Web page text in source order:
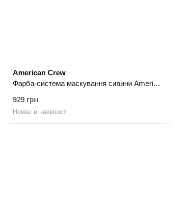
American Crew
Фарба-система маскування сивини American Crew Medium 3 шт 40 мл
929 грн
Немає в наявності